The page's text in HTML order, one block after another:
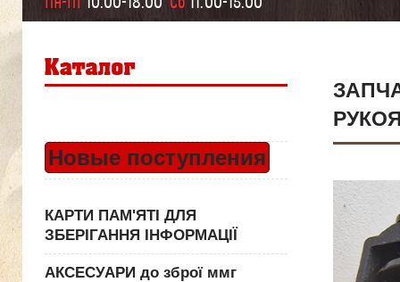
Новые поступления
КАРТИ ПАМ'ЯТІ ДЛЯ
ЗБЕРІГАННЯ ІНФОРМАЦІЇ
АКСЕСУАРИ до зброї ммг